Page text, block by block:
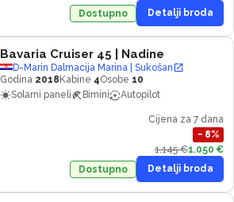
Dostupno
Detalji broda
Bavaria Cruiser 45 | Nadine
D-Marin Dalmacija Marina | Sukošan
Godina 2018 Kabine 4Osobe 10
Solarni paneli
Bimini Autopilot
Cijena za 7 dana
− 8%
1.145 €1.050 €
Dostupno
Detalji broda